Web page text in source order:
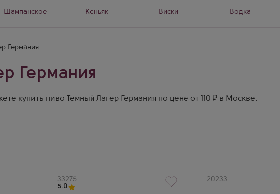
Шампанское Коньяк Виски Водка
Германия
Германия
купить пиво Темный Лагер Германия по цене от 110 ₽ в Москве.
Артикул
33275
5.0
Артикул
20233